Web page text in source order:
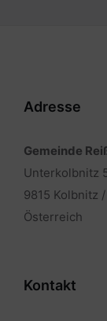
Adresse
Gemeinde
Unterkolbnitz
9815 Kolbnitz
Österreich
Kontakt